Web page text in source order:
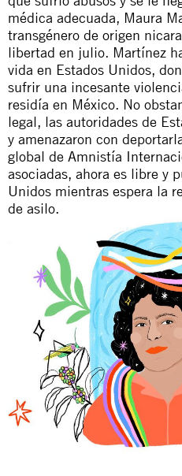
médica adecuada, Maura
transgénero de origen
libertad en julio. Martínez
vida en Estados Unidos,
sufrir una incesante
residía en México. No
legal, las autoridades de
y amenazaron con
global de Amnistía
asociadas, ahora es libre y
Unidos mientras espera la
de asilo.